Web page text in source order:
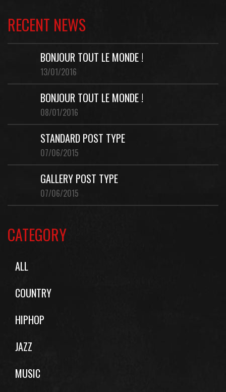
RECENT NEWS
BONJOUR TOUT LE MONDE !
13/01/2016
BONJOUR TOUT LE MONDE !
08/01/2016
STANDARD POST TYPE
07/06/2015
GALLERY POST TYPE
07/06/2015
CATEGORY
ALL
COUNTRY
HIPHOP
JAZZ
MUSIC